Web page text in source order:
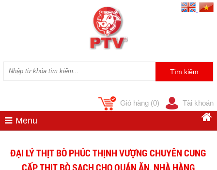
Tài khoản
Giỏ hàng (0)
Menu
ĐẠI LÝ THỊT BÒ PHÚC THỊNH VƯỢNG CHUYÊN CUNG
CẤP THỊT BÒ SẠCH CHO QUÁN ĂN, NHÀ HÀNG